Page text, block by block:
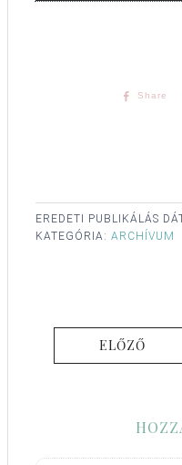
Share
EREDETI PUBLIKÁLÁS
KATEGÓRIA: ARCHÍVUM
ELŐZŐ